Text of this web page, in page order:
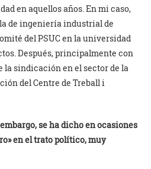
en aquellos años. En mi caso,
de ingeniería industrial de
del PSUC en la universidad
Después, principalmente con
la sindicación en el sector de la
del Centre de Treball i
se ha dicho en ocasiones
en el trato político, muy